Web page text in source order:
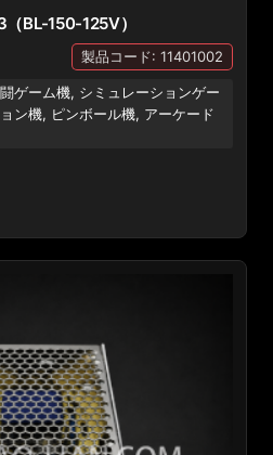
BL-150-125V）
製品コード: 11401002
ゲーム機, シミュレーションゲー
ン機, ピンボール機, アーケード